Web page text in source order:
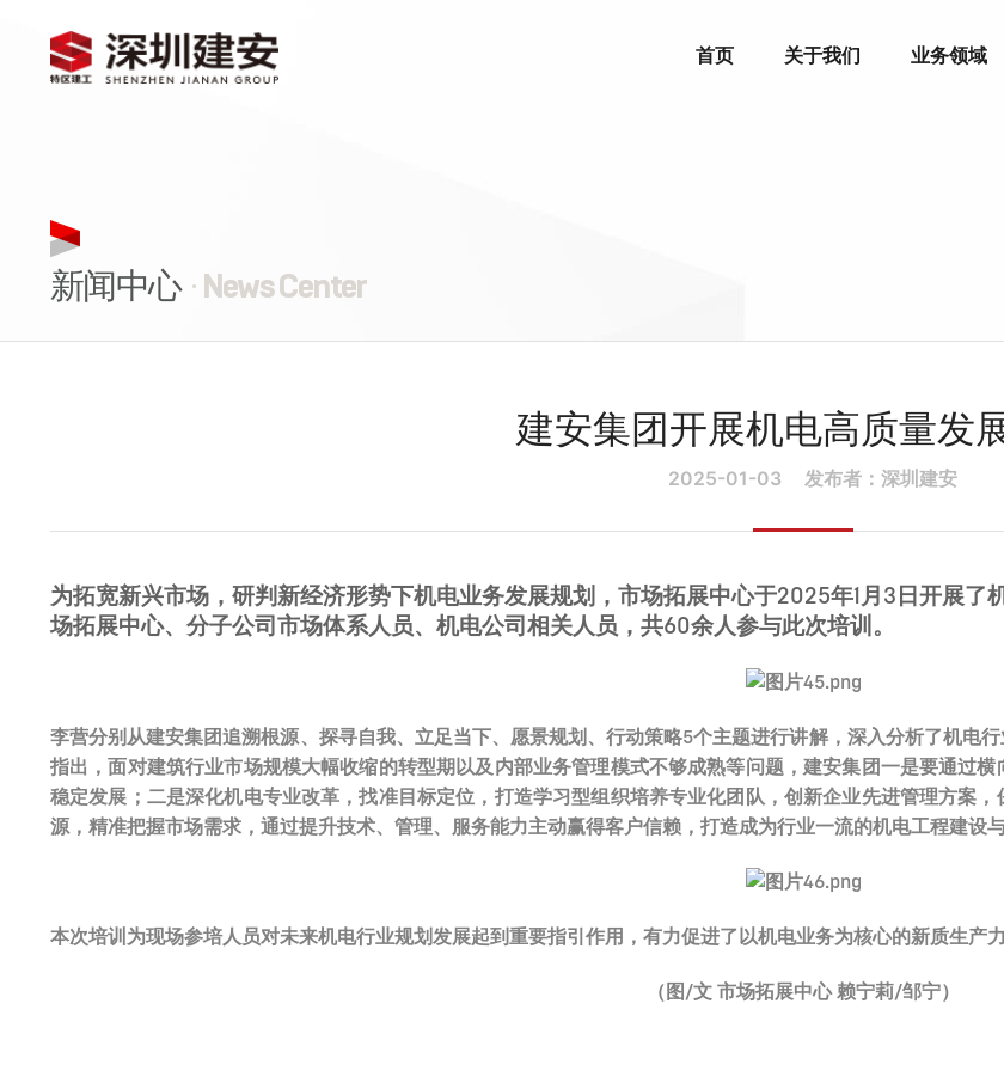
首页 关于我们 业务领域
新闻中心 · News Center
建安集团开展机电高质量发
2025-01-03 发布者：深圳建安
为拓宽新兴市场，研判新经济形势下机电业务发展规划，市场拓展中心于2025年1月3日开展
场拓展中心、分子公司市场体系人员、机电公司相关人员，共60余人参与此次培训。
李营分别从建安集团追溯根源、探寻自我、立足当下、愿景规划、行动策略5个主题进行讲解，深入分析了机电
指出，面对建筑行业市场规模大幅收缩的转型期以及内部业务管理模式不够成熟等问题，建安集团一是要通过
稳定发展；二是深化机电专业改革，找准目标定位，打造学习型组织培养专业化团队，创新企业先进管理方案
源，精准把握市场需求，通过提升技术、管理、服务能力主动赢得客户信赖，打造成为行业一流的机电工程建设与
本次培训为现场参培人员对未来机电行业规划发展起到重要指引作用，有力促进了以机电业务为核心的新质生产
（图/文 市场拓展中心 赖宁莉/邹宁）